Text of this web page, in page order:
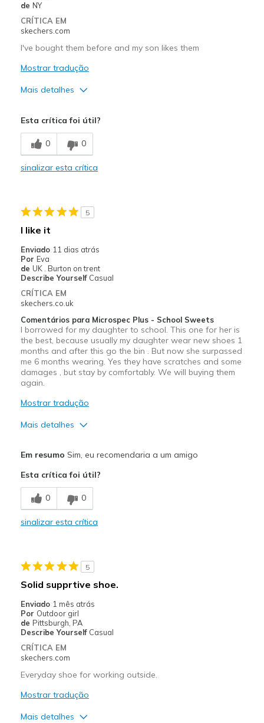
de NY
CRÍTICA EM
skechers.com
I've bought them before and my son likes them
Mostrar tradução
Mais detalhes
Width
Sizing
Feels true to size
Esta crítica foi útil?
0 0
sinalizar esta crítica
5
I like it
Enviado 11 dias atrás
Por Eva
de UK . Burton on trent
Describe Yourself Casual
CRÍTICA EM
skechers.co.uk
Comentários para Microspec Plus - School Sweets
I borrowed for my daughter to school. This one for her is
the best, because usually my daughter wear new shoes 1
months and after this go the bin . But now she surpassed
me 6 months wearing. Yes they have scratches and some
damages , but stay by comfortably. We will buying them
again.
Mostrar tradução
Mais detalhes
Contras
Need Break In
Feels true to width
Sizing
Feels true to size
View On Shoes
Shoes are for Wearing
Em resumo Sim, eu recomendaria a um amigo
Esta crítica foi útil?
0 0
sinalizar esta crítica
5
Solid supprtive shoe.
Enviado 1 mês atrás
Por Outdoor girl
de Pittsburgh, PA
Describe Yourself Casual
CRÍTICA EM
skechers.com
Everyday shoe for working outside.
Mostrar tradução
Mais detalhes